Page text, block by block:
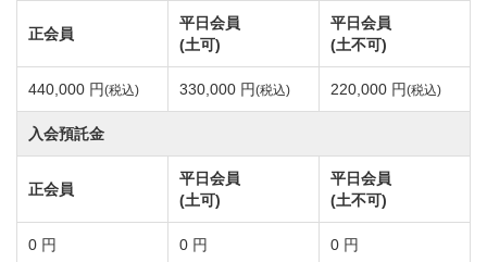
樹齢の高い松林にセパレートされたコースは東・西・
南の3種類があり、各コースごとに異なる趣きがありま
フェアウェイ、グリーンにはゆるやかな起伏が施され
ていて、戦略的なプレーを楽しむことができます。
好スコアを目指すためには狙った方向へ正確に打つた
めのショット技術と距離感が不可欠です。
土浦カントリー倶楽部のプレースタイルはセルフまた
正会員
平日会員
(土可)
平日会員
(土不可)
440,000 円(税込) 330,000 円(税込) 220,000 円(税込)
入会預託金
正会員
平日会員
(土可)
平日会員
(土不可)
0 円 0 円 0 円